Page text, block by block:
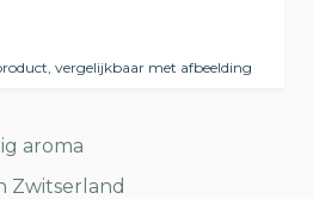
vergelijkbaar met afbeelding
aroma
Zwitserland